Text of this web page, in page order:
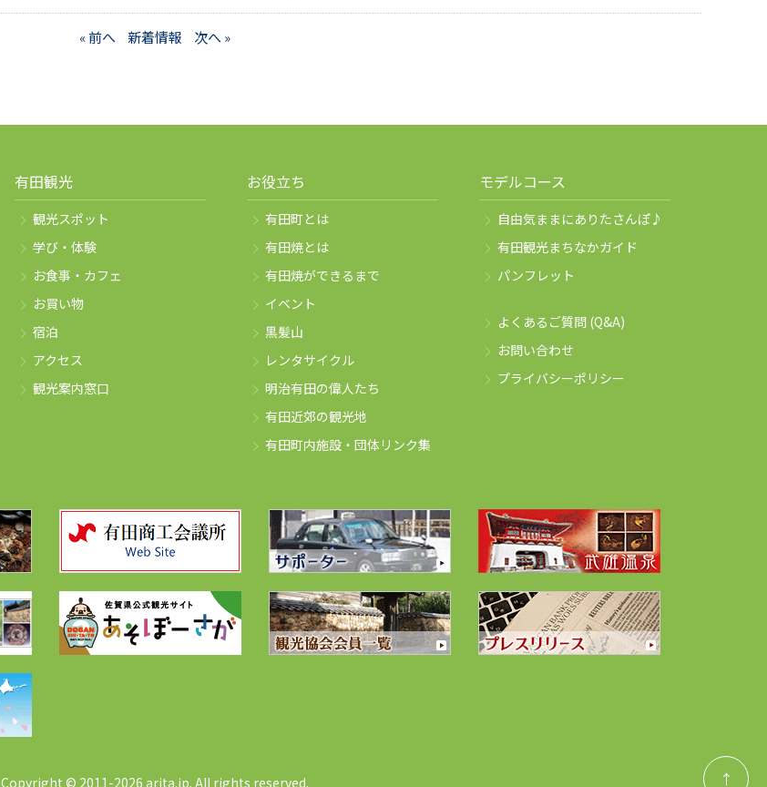
« 前へ 新着情報 次へ »
有田観光
観光スポット
学び・体験
お食事・カフェ
お買い物
宿泊
アクセス
観光案内窓口
お役立ち
有田町とは
有田焼とは
有田焼ができるまで
イベント
黒髪山
レンタサイクル
明治有田の偉人たち
有田近郊の観光地
有田町内施設・団体リンク集
モデルコース
自由気ままにありたさんぽ♪
有田観光まちなかガイド
パンフレット
よくあるご質問 (Q&A)
お問い合わせ
プライバシーポリシー
Copyright © 2011-2026 arita.jp. All rights reserved. ↑